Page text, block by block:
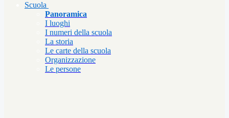
Scuola
Panoramica
I luoghi
I numeri della scuola
La storia
Le carte della scuola
Organizzazione
Le persone